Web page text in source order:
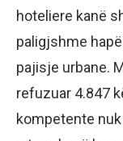
hoteliere kanë
paligjshme
pajisje urbane.
refuzuar 4.847
kompetente